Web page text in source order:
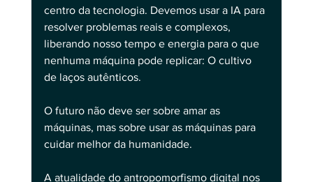
centro da tecnologia. Devemos usar a IA para
resolver problemas reais e complexos,
liberando nosso tempo e energia para o que
nenhuma máquina pode replicar: O cultivo
de laços autênticos.
O futuro não deve ser sobre amar as
máquinas, mas sobre usar as máquinas para
cuidar melhor da humanidade.
A atualidade do antropomorfismo digital nos